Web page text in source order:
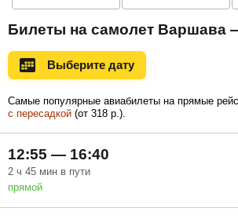
Сентябрь
Ноябрь
Билеты на самолет Варшава
Выберите дату
Самые популярные авиабилеты на прямые
с пересадкой (от 318 р. ).
12:55 — 16:40
2 ч 45 мин в пути
прямой